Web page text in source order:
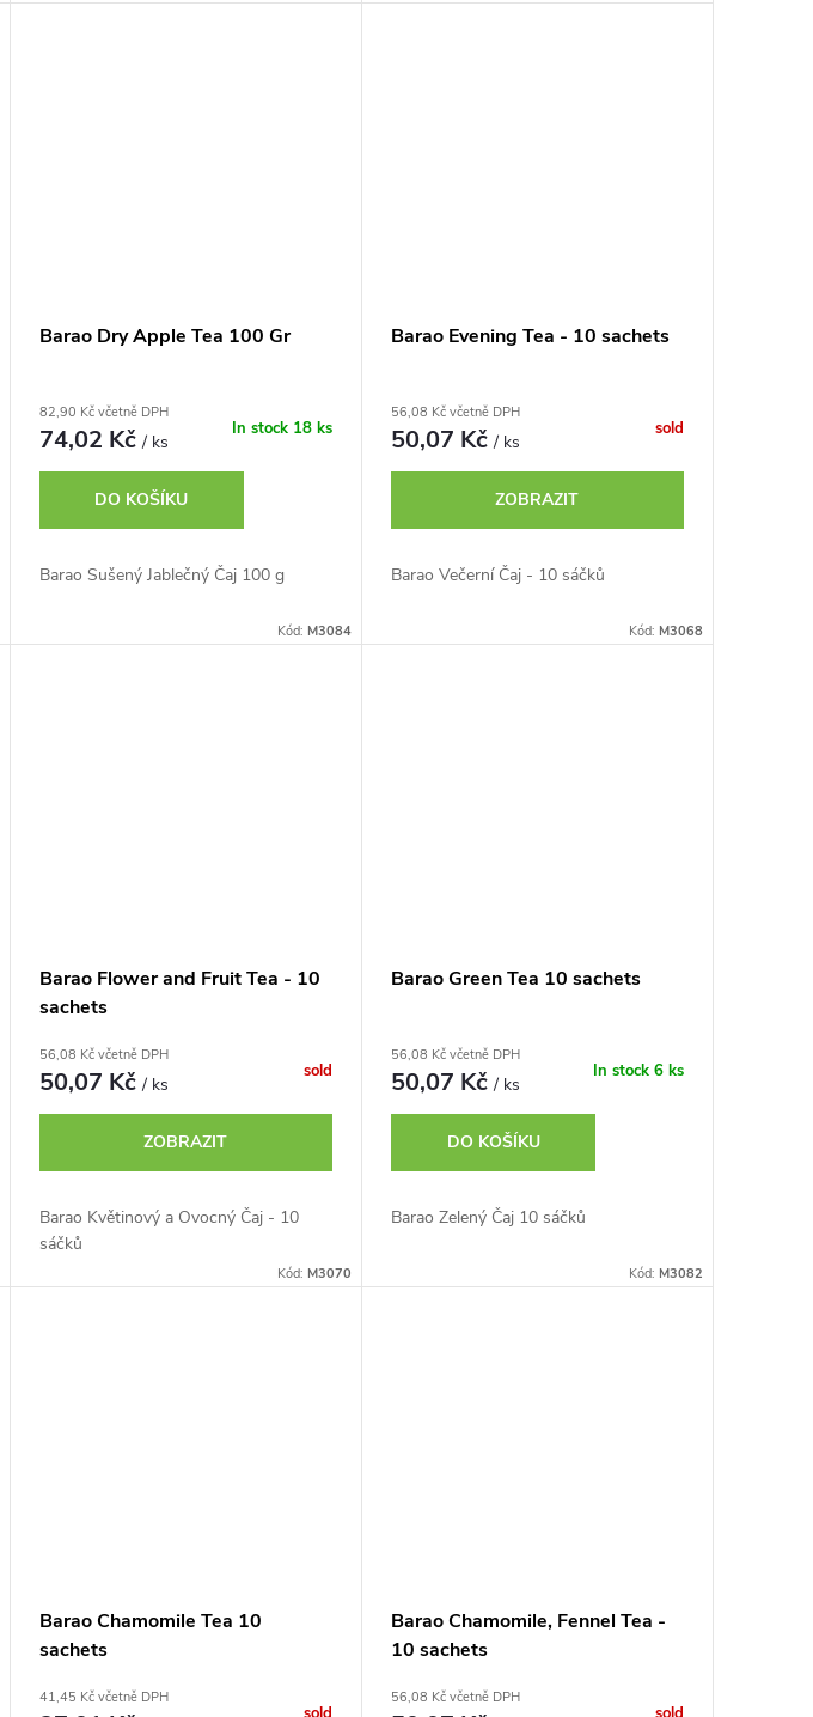
Barao Dry Apple Tea 100 Gr
82,90 Kč včetně DPH
74,02 Kč/ ks
In stock 18 ks
DO KOŠÍKU
Barao Sušený Jablečný Čaj 100 g
Kód: M3084
Barao Evening Tea - 10 sachets
56,08 Kč včetně DPH
50,07 Kč/ ks
sold
ZOBRAZIT
Barao Večerní Čaj - 10 sáčků
Kód: M3068
Barao Flower and Fruit Tea - 10
sachets
56,08 Kč včetně DPH
50,07 Kč/ ks
sold
ZOBRAZIT
Barao Květinový a Ovocný Čaj - 10
sáčků
Kód: M3070
Barao Green Tea 10 sachets
56,08 Kč včetně DPH
50,07 Kč/ ks
In stock 6 ks
DO KOŠÍKU
Barao Zelený Čaj 10 sáčků
Kód: M3082
Barao Chamomile Tea 10
sachets
41,45 Kč včetně DPH
Barao Chamomile, Fennel Tea -
10 sachets
56,08 Kč včetně DPH